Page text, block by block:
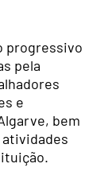
progressivo
pela
e
bem